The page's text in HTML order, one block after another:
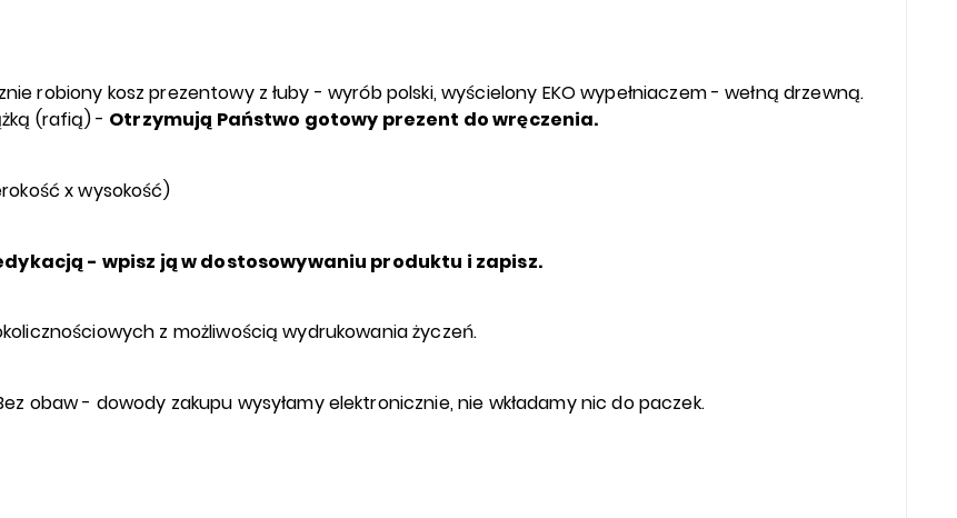
robiony kosz prezentowy z łuby - wyrób polski, wyścielony EKO wypełniaczem - wełną drzewną.
(rafią) - Otrzymują Państwo gotowy prezent do wręczenia.
x wysokość)
- wpisz ją w dostosowywaniu produktu i zapisz.
z możliwością wydrukowania życzeń.
obaw - dowody zakupu wysyłamy elektronicznie, nie wkładamy nic do paczek.